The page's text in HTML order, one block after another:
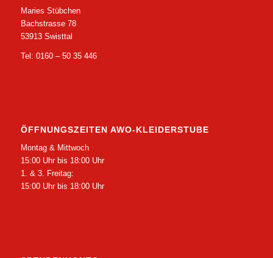
Maries Stübchen
Bachstrasse 78
53913 Swisttal
Tel: 0160 – 50 35 446
ÖFFNUNGSZEITEN AWO-KLEIDERSTUBE
Montag & Mittwoch
15:00 Uhr bis 18:00 Uhr
1. & 3. Freitag:
15:00 Uhr bis 18:00 Uhr